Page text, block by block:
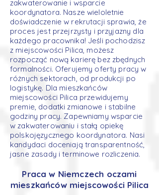
zakwaterowanie i wsparcie
koordynatora. Nasze wieloletnie
doświadczenie w rekrutacji sprawia, że
proces jest przejrzysty i przyjazny dla
każdego pracownika! Jeśli pochodzisz
z miejscowości Pilica, możesz
rozpocząć nową karierę bez zbędnych
formalności. Oferujemy oferty pracy w
różnych sektorach, od produkcji po
logistykę. Dla mieszkańców
miejscowości Pilica przewidujemy
premie, dodatki zmianowe i stabilne
godziny pracy. Zapewniamy wsparcie
w zakwaterowaniu i stałą opiekę
polskojęzycznego koordynatora. Nasi
kandydaci doceniają transparentność,
jasne zasady i terminowe rozliczenia.
Praca w Niemczech oczami
mieszkańców miejscowości Pilica